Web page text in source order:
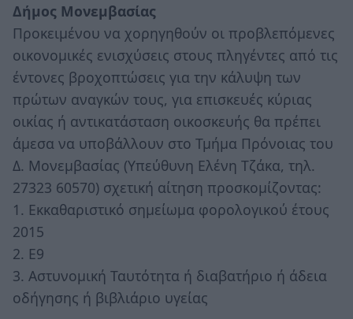
Δήμος Μονεμβασίας
Προκειμένου να χορηγηθούν οι προβλεπόμενες
οικονομικές ενισχύσεις στους πληγέντες από τις
έντονες βροχοπτώσεις για την κάλυψη των
πρώτων αναγκών τους, για επισκευές κύριας
οικίας ή αντικατάσταση οικοσκευής θα πρέπει
άμεσα να υποβάλλουν στο Τμήμα Πρόνοιας του
Δ. Μονεμβασίας (Υπεύθυνη Ελένη Τζάκα, τηλ.
27323 60570) σχετική αίτηση προσκομίζοντας:
1. Εκκαθαριστικό σημείωμα φορολογικού έτους
2015
2. Ε9
3. Αστυνομική Ταυτότητα ή διαβατήριο ή άδεια
οδήγησης ή βιβλιάριο υγείας